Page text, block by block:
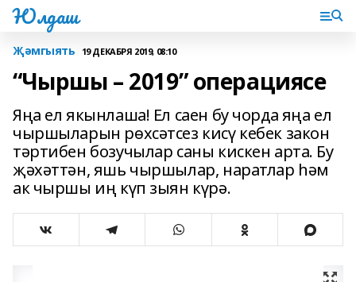
Юлдаш
Җәмгыять 19 ДЕКАБРЯ 2019, 08:10
“Чыршы – 2019” операциясе
Яңа ел якынлаша! Ел саен бу чорда яңа ел
чыршыларын рөхсәтсез кисү кебек закон
тәртибен бозучылар саны кискен арта. Бу
җәхәттән, яшь чыршылар, наратлар һәм
ак чыршы иң күп зыян күрә.